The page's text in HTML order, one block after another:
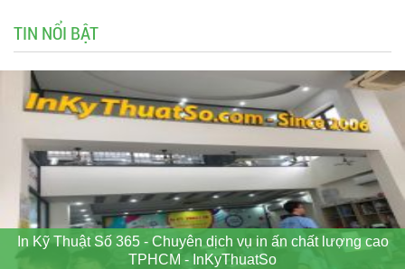
TIN NỔI BẬT
In Kỹ Thuật Số 365 - Chuyên dịch vụ in ấn chất lượng cao
TPHCM - InKyThuatSo